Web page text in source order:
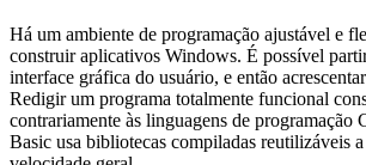
Há um ambiente de programação ajustável e
construir aplicativos Windows. É possível
interface gráfica do usuário, e então
Redigir um programa totalmente funcional
contrariamente às linguagens de programação
Basic usa bibliotecas compiladas reutilizáveis